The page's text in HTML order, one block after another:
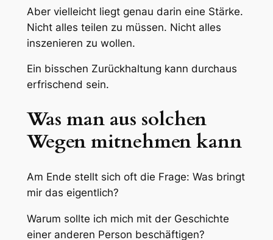
Aber vielleicht liegt genau darin eine Stärke.
Nicht alles teilen zu müssen. Nicht alles
inszenieren zu wollen.
Ein bisschen Zurückhaltung kann durchaus
erfrischend sein.
Was man aus solchen
Wegen mitnehmen kann
Am Ende stellt sich oft die Frage: Was bringt
mir das eigentlich?
Warum sollte ich mich mit der Geschichte
einer anderen Person beschäftigen?